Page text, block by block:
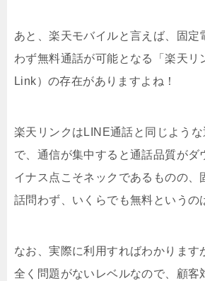
あと、楽天モバイルと言えば、固定
わず無料通話が可能となる「楽天リ
Link）の存在がありますよね！
楽天リンクはLINE通話と同じよう
で、通信が集中すると通話品質がダ
イナス点こそネックであるものの、
話問わず、いくらでも無料というの
なお、実際に利用すればわかります
全く問題がないレベルなので、顧客